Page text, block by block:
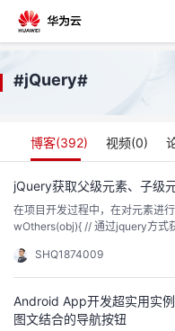
回
个
人
主
我
的
#jQuery#
博客(392) 视频(0)
jQuery获取父级元素、子级
在项目开发过程中，在对元素进
wOthers(obj){ // 通过jquery方式
dre...SHQ1874009
Android App开发超实用实
图文结合的导航按钮